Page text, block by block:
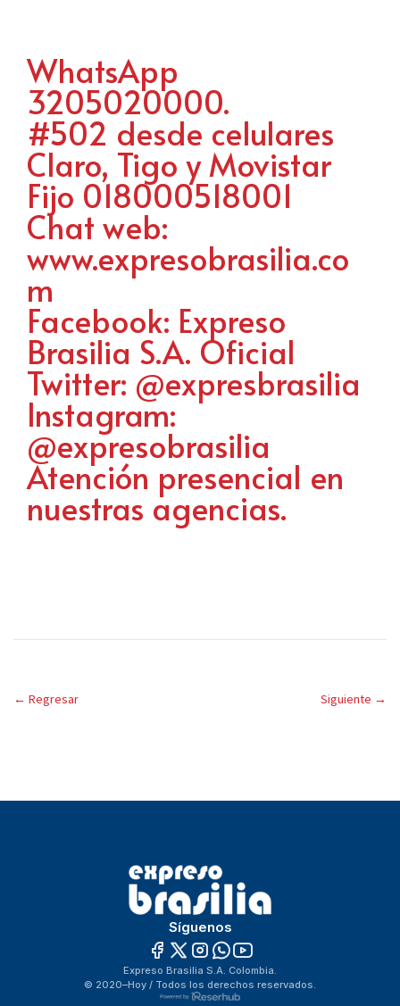
WhatsApp
3205020000.
#502 desde celulares
Claro, Tigo y Movistar
Fijo 018000518001
Chat web:
www.expresobrasilia.co
m
Facebook: Expreso
Brasilia S.A. Oficial
Twitter: @expresbrasilia
Instagram:
@expresobrasilia
Atención presencial en
nuestras agencias.
← Regresar Siguiente →
Síguenos
Expreso Brasilia S.A. Colombia.
© 2020–Hoy / Todos los derechos reservados.